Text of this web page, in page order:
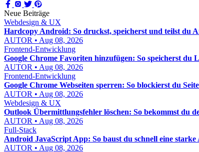
Neue Beiträge
Webdesign & UX
Hardcopy Android: So druckst, speicherst und teilst du
AUTOR • Aug 08, 2026
Frontend-Entwicklung
Google Chrome Favoriten hinzufügen: So speicherst du
AUTOR • Aug 08, 2026
Frontend-Entwicklung
Google Chrome Webseiten sperren: So blockierst du
AUTOR • Aug 08, 2026
Webdesign & UX
Outlook Übermittlungsfehler löschen: So bekommst du
AUTOR • Aug 08, 2026
Full-Stack
Android JavaScript App: So baust du schnell eine
AUTOR • Aug 08, 2026